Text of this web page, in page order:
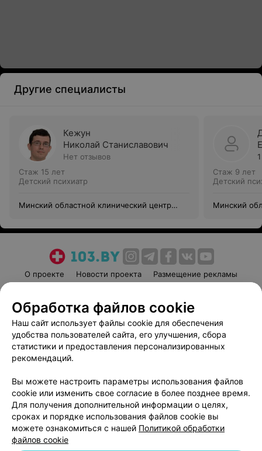
Другие специалисты
Кежун
Николай Станиславович
Нет отзывов
Стаж 15 лет
Детский психиатр
Минский областной клинический центр
Стаж 9 лет
Детский
Минский
О проекте Новости проекта
Размещение рекламы
Пользовательское соглашение
Способы оплаты
Вакансии
Партнеры
Написать руководителю 103.by
Обработка персональных данных
Обработка файлов cookie
Наш сайт использует файлы cookie для обеспечения
удобства пользователей сайта, его улучшения, сбора
статистики и предоставления персонализированных
рекомендаций.
Вы можете настроить параметры использования файлов
cookie или изменить свое согласие в более позднее время.
Для получения дополнительной информации о целях,
сроках и порядке использования файлов cookie вы
можете ознакомиться с нашей Политикой обработки
файлов cookie